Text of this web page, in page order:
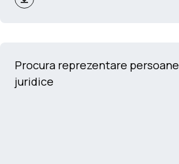
Procura reprezentare persoane
juridice